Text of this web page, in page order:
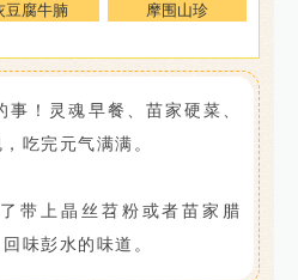
豆腐牛腩 摩围山珍
！灵魂早餐、苗家硬菜、
吃完元气满满。
带上晶丝苕粉或者苗家腊
味彭水的味道。